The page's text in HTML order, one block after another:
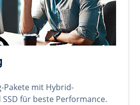
Pakete mit Hybrid-
für beste Performance.